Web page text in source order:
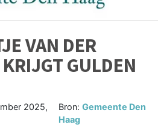
VAN DER
GULDEN
2025,
Bron:Gemeente Den
Haag